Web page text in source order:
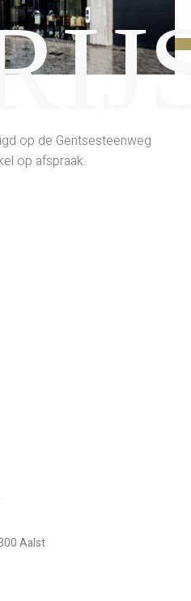
op de Gentsesteenweg
op afspraak.
Aalst